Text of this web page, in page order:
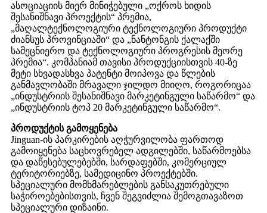
ასოციაციის მიერ მინიჭებული „ოქროს ხიდის
შესანიშნავი პროექტის“ პრემია,
„მაღალტექნოლოგიური ტექნოლოგიური პროდუქტი
ძიანსუს პროვინციაში“ და „ნანტონგის ქალაქში
სამეცნიერო და ტექნოლოგიური პროგრესის მეორე
პრემია“. კომპანიამ თავისი პროდუქციისთვის 40-ზე
მეტი სხვადასხვა პატენტი მოიპოვა და წლების
განმავლობაში მრავალი ჯილდო მიიღო, როგორიცაა
„ინდუსტრიის შესანიშნავი მარკეტინგული საწარმო“ და
„ინდუსტრიის ტოპ 20 მარკეტინგული საწარმო“.
პროდუქტის გამოყენება
Jinguan-ის პარკირების აღჭურვილობა ფართოდ
გამოიყენება საცხოვრებელ ადგილებში, საწარმოებსა
და დაწესებულებებში, სარდაფებში, კომერციულ
ტერიტორიებზე, სამედიცინო პროექტებში.
სპეციალური მომხმარებლების განსაკუთრებული
საჭიროებებისთვის, ჩვენ შეგვიძლია შემოგთავაზოთ
სპეციალური დიზაინი.